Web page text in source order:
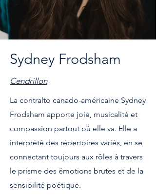
Sydney Frodsham
Cendrillon
La contralto canado-américaine Sydney
Frodsham apporte joie, musicalité et
compassion partout où elle va. Elle a
interprété des répertoires variés, en se
connectant toujours aux rôles à travers
le prisme des émotions brutes et de la
sensibilité poétique.